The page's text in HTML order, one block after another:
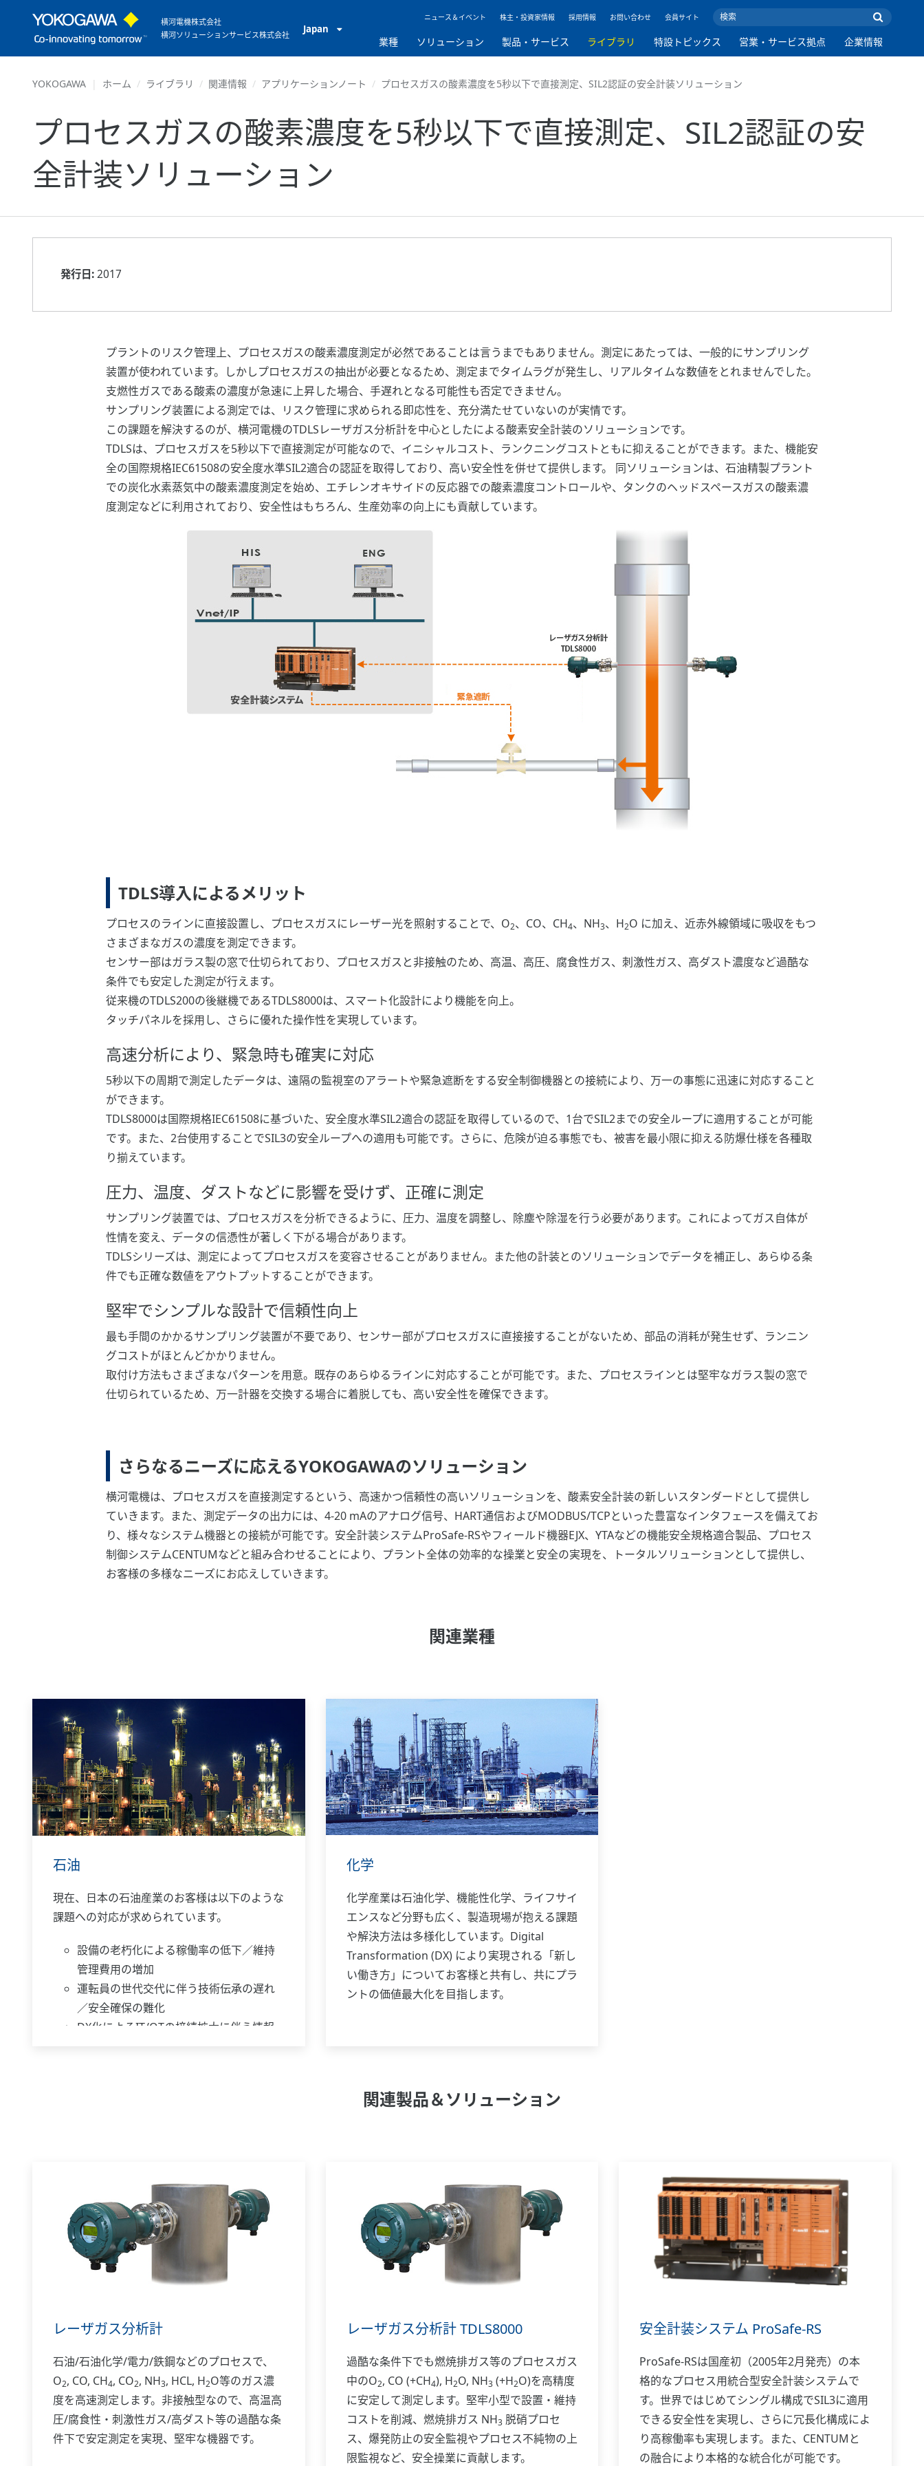
横河電機株式会社
横河ソリューションサービス株式会社
Japan
ニュース＆イベント 株主・投資家情報 採用情報 お問い合わせ 会員サイト
業種 ソリューション 製品・サービス ライブラリ 特設トピックス 営業・サービス拠点 企業情報
YOKOGAWA ホーム ライブラリ 関連情報 アプリケーションノート プロセスガスの酸素濃度を5秒以下で直接測定、SIL2認証の安全計装ソリューション
プロセスガスの酸素濃度を5秒以下で直接測定、SIL2認証の安
全計装ソリューション
発行日:2017
プラントのリスク管理上、プロセスガスの酸素濃度測定が必然であることは言うまでもありません。測定にあたっては、一般的にサンプリング
装置が使われています。しかしプロセスガスの抽出が必要となるため、測定までタイムラグが発生し、リアルタイムな数値をとれませんでした。
支燃性ガスである酸素の濃度が急速に上昇した場合、手遅れとなる可能性も否定できません。
サンプリング装置による測定では、リスク管理に求められる即応性を、充分満たせていないのが実情です。
この課題を解決するのが、横河電機のTDLSレーザガス分析計を中心としたによる酸素安全計装のソリューションです。
TDLSは、プロセスガスを5秒以下で直接測定が可能なので、イニシャルコスト、ランクニングコストともに抑えることができます。また、機能安
全の国際規格IEC61508の安全度水準SIL2適合の認証を取得しており、高い安全性を併せて提供します。 同ソリューションは、石油精製プラント
での炭化水素蒸気中の酸素濃度測定を始め、エチレンオキサイドの反応器での酸素濃度コントロールや、タンクのヘッドスペースガスの酸素濃
度測定などに利用されており、安全性はもちろん、生産効率の向上にも貢献しています。
TDLS導入によるメリット
プロセスのラインに直接設置し、プロセスガスにレーザー光を照射することで、O2、CO、CH4、NH3、H2O に加え、近赤外線領域に吸収をもつ
さまざまなガスの濃度を測定できます。
センサー部はガラス製の窓で仕切られており、プロセスガスと非接触のため、高温、高圧、腐食性ガス、刺激性ガス、高ダスト濃度など過酷な
条件でも安定した測定が行えます。
従来機のTDLS200の後継機であるTDLS8000は、スマート化設計により機能を向上。
タッチパネルを採用し、さらに優れた操作性を実現しています。
高速分析により、緊急時も確実に対応
5秒以下の周期で測定したデータは、遠隔の監視室のアラートや緊急遮断をする安全制御機器との接続により、万一の事態に迅速に対応すること
ができます。
TDLS8000は国際規格IEC61508に基づいた、安全度水準SIL2適合の認証を取得しているので、1台でSIL2までの安全ループに適用することが可能
です。また、2台使用することでSIL3の安全ループへの適用も可能です。さらに、危険が迫る事態でも、被害を最小限に抑える防爆仕様を各種取
り揃えています。
圧力、温度、ダストなどに影響を受けず、正確に測定
サンプリング装置では、プロセスガスを分析できるように、圧力、温度を調整し、除塵や除湿を行う必要があります。これによってガス自体が
性情を変え、データの信憑性が著しく下がる場合があります。
TDLSシリーズは、測定によってプロセスガスを変容させることがありません。また他の計装とのソリューションでデータを補正し、あらゆる条
件でも正確な数値をアウトプットすることができます。
堅牢でシンプルな設計で信頼性向上
最も手間のかかるサンプリング装置が不要であり、センサー部がプロセスガスに直接接することがないため、部品の消耗が発生せず、ランニン
グコストがほとんどかかりません。
取付け方法もさまざまなパターンを用意。既存のあらゆるラインに対応することが可能です。また、プロセスラインとは堅牢なガラス製の窓で
仕切られているため、万一計器を交換する場合に着脱しても、高い安全性を確保できます。
さらなるニーズに応えるYOKOGAWAのソリューション
横河電機は、プロセスガスを直接測定するという、高速かつ信頼性の高いソリューションを、酸素安全計装の新しいスタンダードとして提供し
ていきます。また、測定データの出力には、4-20 mAのアナログ信号、HART通信およびMODBUS/TCPといった豊富なインタフェースを備えてお
り、様々なシステム機器との接続が可能です。安全計装システムProSafe-RSやフィールド機器EJX、YTAなどの機能安全規格適合製品、プロセス
制御システムCENTUMなどと組み合わせることにより、プラント全体の効率的な操業と安全の実現を、トータルソリューションとして提供し、
お客様の多様なニーズにお応えしていきます。
関連業種
石油
現在、日本の石油産業のお客様は以下のような
課題への対応が求められています。
設備の老朽化による稼働率の低下／維持
管理費用の増加
運転員の世代交代に伴う技術伝承の遅れ
／安全確保の難化
DX化によるIT/OTの接続拡大に伴う情報
将来の発展に向けた新たな価値を共創していき
化学
化学産業は石油化学、機能性化学、ライフサイ
エンスなど分野も広く、製造現場が抱える課題
や解決方法は多様化しています。Digital
Transformation (DX) により実現される「新し
い働き方」についてお客様と共有し、共にプラ
ントの価値最大化を目指します。
関連製品＆ソリューション
レーザガス分析計
石油/石油化学/電力/鉄鋼などのプロセスで、
O2, CO, CH4, CO2, NH3, HCL, H2O等のガス濃
度を高速測定します。非接触型なので、高温高
圧/腐食性・刺激性ガス/高ダスト等の過酷な条
件下で安定測定を実現、堅牢な機器です。
レーザガス分析計 TDLS8000
過酷な条件下でも燃焼排ガス等のプロセスガス
中のO2, CO (+CH4), H2O, NH3 (+H2O)を高精度
に安定して測定します。堅牢小型で設置・維持
コストを削減、燃焼排ガス NH3 脱硝プロセ
ス、爆発防止の安全監視やプロセス不純物の上
限監視など、安全操業に貢献します。
安全計装システム ProSafe-RS
ProSafe-RSは国産初（2005年2月発売）の本
格的なプロセス用統合型安全計装システムで
す。世界ではじめてシングル構成でSIL3に適用
できる安全性を実現し、さらに冗長化構成によ
り高稼働率も実現します。また、CENTUMと
の融合により本格的な統合化が可能です。